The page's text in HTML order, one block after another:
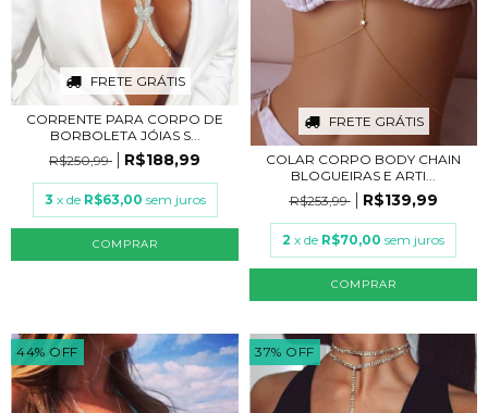
FRETE GRÁTIS
CORRENTE PARA CORPO DE
BORBOLETA JÓIAS S...
R$250,99
R$188,99
3 x de R$63,00 sem juros
COMPRAR
FRETE GRÁTIS
COLAR CORPO BODY CHAIN
BLOGUEIRAS E ARTI...
R$253,99
R$139,99
2 x de R$70,00 sem juros
COMPRAR
44% OFF 37% OFF